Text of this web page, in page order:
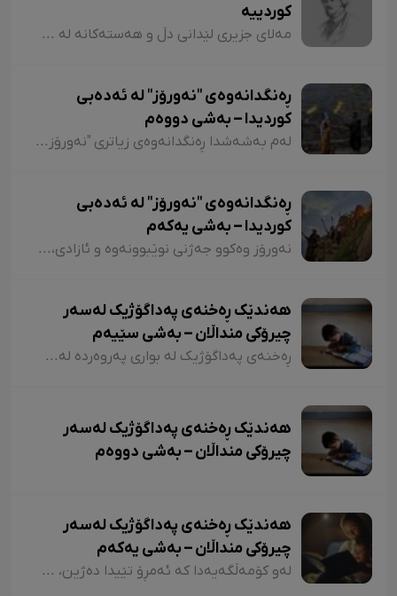
کوردییە
مەلای جزیری لێدانی دڵ و هەستەکانە لە شیعری کلاسیکدا. مەلای جزیری ساڵی ١٥٦٥ لە جزیری بۆتان لەدایک بووە. ناوی "ئەحمەد"ە و لە شیعردا نازناوی "نیشانی، مەلێ و مەلا"یە و لە سەدەی ١٧دا ژیاوە. مەلا ئەحمەد جزیری لەسەر دەستی باوکی (شێخ محەممەد) دەستی بە خوێندن کردووە و لە مەدرەسەی "هەکاری و عیمادی" درێژەی بە خوێندن داوە.
ڕەنگدانەوەی "نەورۆز" لە ئەدەبی
کوردیدا – بەشی دووەم
لەم بەشەشدا ڕەنگدانەوەی زیاتری "نەورۆز" لە شیعر و دەقی کوردیدا دەخەینەڕوو. هەروەها پێویستە ئاماژەش بەوە بکەم کە وێڕای ئەوەی لەم وتارەدا ڕەنگدانەوەی "نەورۆز" لە ئەدەبی کوردیدا دەبینین، ئاوڕێکیش لە شاعیران و نووسەرانمان دەدەینەوە کە بەداخەوە ناوی هەندێکیان بە فەرامۆشی سپێردراون.
ڕەنگدانەوەی "نەورۆز" لە ئەدەبی
کوردیدا – بەشی یەکەم
نەورۆز وەکوو جەژنی نوێبوونەوە و ئازادی، لە ئەدەبی کوردیدا و لەلای شاعیران و نووسەرانی کورد، هەمیشە جێی بایەخ و تێڕامان بووە. شاعیران و نووسەرانی کورد وەکوو دیوێکی جوانی و دەرچەیەکی ئازادی و هێمای ڕزگاریی نەتەوەیی، نەورۆزیان لەنێو شیعر و دەقەکەیاندا بەکار هێناوە. ئەم بابەتەش دەگەڕێتەوە بۆ گرێدراویی حاشاهەڵنەگری کورد و کوردستان بە نەورۆزەوە
هەندێک ڕەخنەی پەداگۆژیک لەسەر
چیرۆکی منداڵان – بەشی سێیەم
ڕەخنەی پەداگۆژیک لە بواری پەروەردە لەسەر چیرۆکی منداڵان؛ هەندێکجار لە چیرۆکی منداڵاندا تووشی ئەو جۆرە وشەیە دەبین کە کاریگەرییان لەسەر مێشکی منداڵان دەبێت و ڕێگەیان پێ دەدات بیرۆکەیەکی خراپ لە مێشکیاندا دروست بکەن. بۆ نموونە دەتوانین لێرەدا سەرنجەکانمان لەسەر چیرۆکی "تیتی و پیرێ، کال و سێڤێ و نیسکۆ" بخەینەڕوو. لە بەشێکی چیرۆکی "تیتی و پیرێ"دا وەها دەڵێت:
هەندێک ڕەخنەی پەداگۆژیک لەسەر
چیرۆکی منداڵان – بەشی دووەم
هەندێک ڕەخنەی پەداگۆژیک لەسەر
چیرۆکی منداڵان – بەشی یەکەم
لەو کۆمەڵگەیەدا کە ئەمڕۆ تێیدا دەژین، هەرچەندە دەبینین ئەدەبی کوردی لە گەشەکردندایە، بەتایبەتی ئەدەبی منداڵان، بەڵام زۆربەی چیرۆکەکانی منداڵان لایەنی لاوازی زۆریان هەیە کە کاریگەرییان لەسەر دەروونی منداڵان هەیە و دەبنە کێشە.